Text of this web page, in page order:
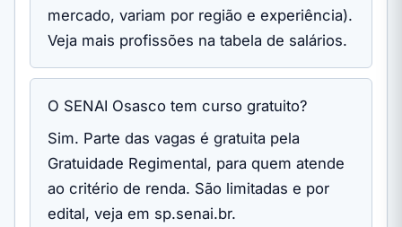
mercado, variam por região e experiência).
Veja mais profissões na tabela de salários.
O SENAI Osasco tem curso gratuito?
Sim. Parte das vagas é gratuita pela
Gratuidade Regimental, para quem atende
ao critério de renda. São limitadas e por
edital, veja em sp.senai.br.